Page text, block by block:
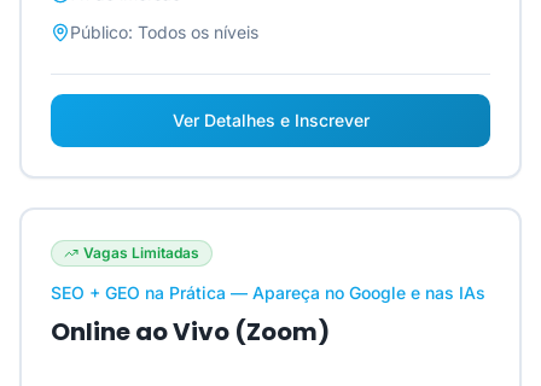
Público: Todos os níveis
Ver Detalhes e Inscrever
Vagas Limitadas
SEO + GEO na Prática — Apareça no Google e nas IAs
Online ao Vivo (Zoom)